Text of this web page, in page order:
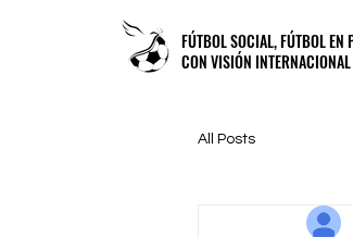
FÚTBOL SOCIAL, FÚTBOL EN
CON VISIÓN INTERNACIONAL
All Posts